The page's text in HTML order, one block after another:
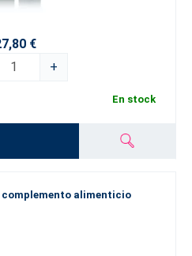
€
+
En stock
complemento alimenticio